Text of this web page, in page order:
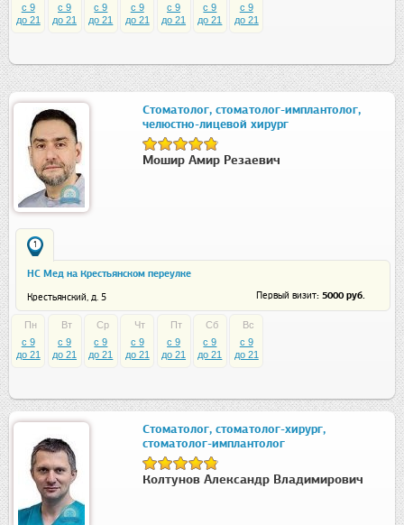
c 9
до 21
c 9
до 21
c 9
до 21
c 9
до 21
c 9
до 21
c 9
до 21
c 9
до 21
Стоматолог, стоматолог-имплантолог,
челюстно-лицевой хирург
Мошир Амир Резаевич
1
НС Мед на Крестьянском переулке
Крестьянский, д. 5 Первый визит: 5000 руб.
Пн
c 9
до 21
Вт
c 9
до 21
Ср
c 9
до 21
Чт
c 9
до 21
Пт
c 9
до 21
Сб
c 9
до 21
Вс
c 9
до 21
Стоматолог, стоматолог-хирург,
стоматолог-имплантолог
Колтунов Александр Владимирович